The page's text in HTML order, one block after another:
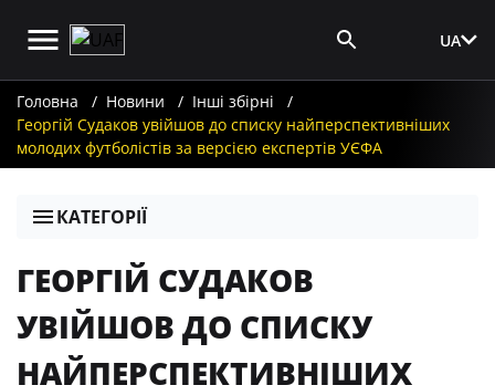
UA
Головна Новини
Інші збірні
Георгій Судаков увійшов до списку найперспективніших
молодих футболістів за версією експертів УЄФА
КАТЕГОРІЇ
ГЕОРГІЙ СУДАКОВ
УВІЙШОВ ДО СПИСКУ
НАЙПЕРСПЕКТИВНІШИХ